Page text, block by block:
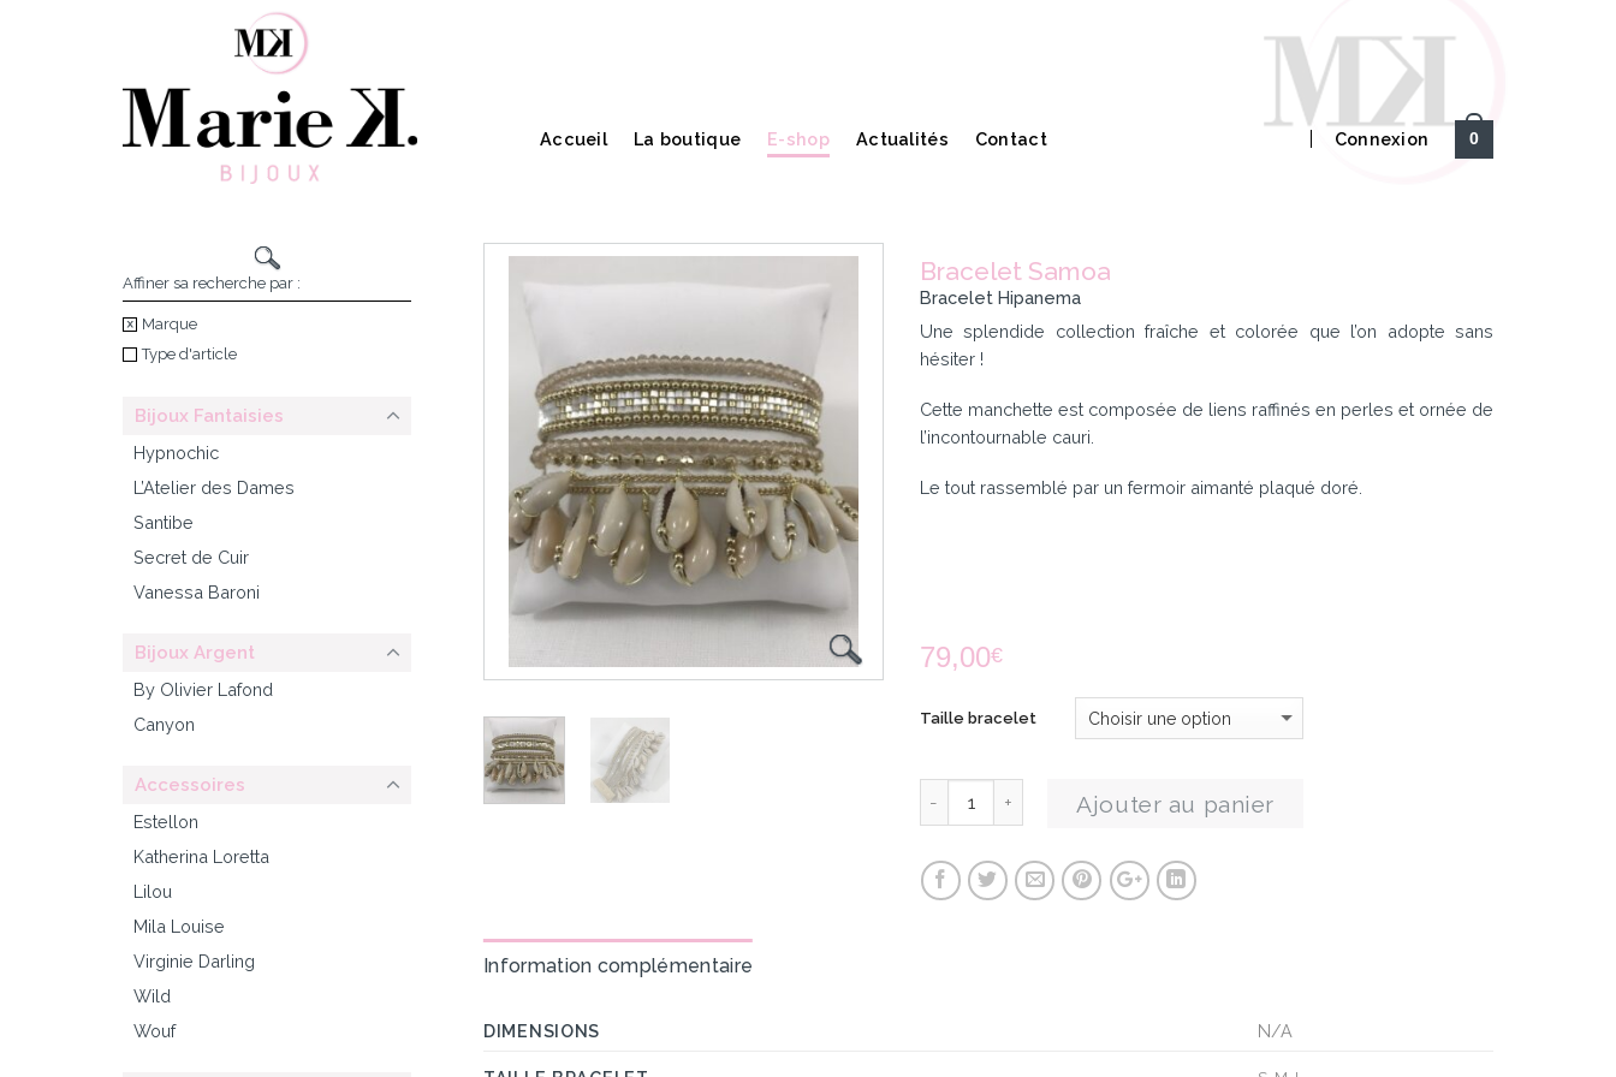
Accueil La boutique E-shop Actualités Contact Connexion 0
Bracelet Samoa
Bracelet Hipanema
Une splendide collection fraîche et colorée que l’on adopte sans
hésiter !
Cette manchette est composée de liens raffinés en perles et ornée de
l’incontournable cauri.
Le tout rassemblé par un fermoir aimanté plaqué doré.
79,00€
Taille bracelet
Ajouter au panier
Information complémentaire
DIMENSIONS N/A
Affiner sa recherche par :
Marque
Type d'article
Bijoux Fantaisies
Hypnochic
L’Atelier des Dames
Santibe
Secret de Cuir
Vanessa Baroni
Bijoux Argent
By Olivier Lafond
Canyon
Accessoires
Estellon
Katherina Loretta
Lilou
Mila Louise
Virginie Darling
Wild
Wouf